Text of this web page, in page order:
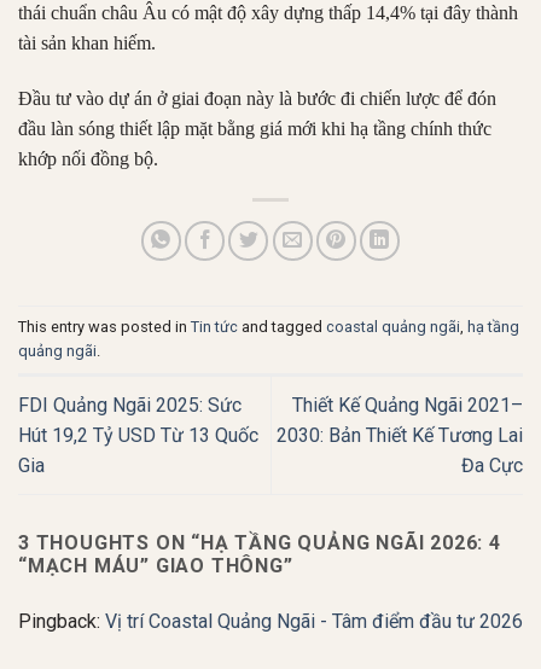
thái chuẩn châu Âu có mật độ xây dựng thấp 14,4% tại đây thành
tài sản khan hiếm.
Đầu tư vào dự án ở giai đoạn này là bước đi chiến lược để đón
đầu làn sóng thiết lập mặt bằng giá mới khi hạ tầng chính thức
khớp nối đồng bộ.
This entry was posted in Tin tức and tagged coastal quảng ngãi hạ tầng
quảng ngãi
FDI Quảng Ngãi 2025: Sức
Hút 19,2 Tỷ USD Từ 13 Quốc
Gia
Thiết Kế Quảng Ngãi 2021–
2030: Bản Thiết Kế Tương Lai
Đa Cực
3 THOUGHTS ON “HẠ TẦNG QUẢNG NGÃI 2026: 4
“MẠCH MÁU” GIAO THÔNG”
Pingback: Vị trí Coastal Quảng Ngãi - Tâm điểm đầu tư 2026